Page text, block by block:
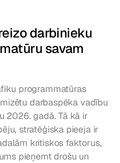
darbinieku
savam
programmatūras
darbaspēka vadību
2026. gadā. Tā kā ir
stratēģiska pieeja ir
kritiskos faktorus,
pieņemt drošu un